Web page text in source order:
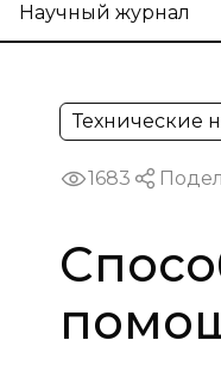
Научный журнал
Технические
1683